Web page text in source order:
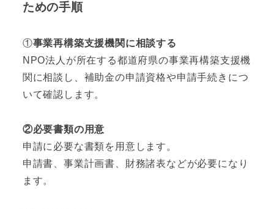
ための手順
①事業再構築支援機関に相談する
NPO法人が所在する都道府県の事業再構築支援機
関に相談し、補助金の申請資格や申請手続きにつ
いて確認します。
②必要書類の用意
申請に必要な書類を用意します。
申請書、事業計画書、財務諸表などが必要になり
ます。